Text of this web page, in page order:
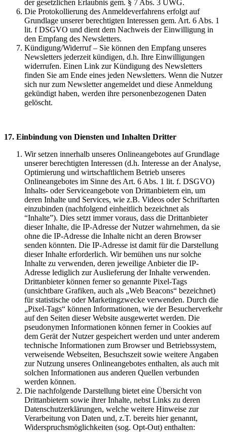
der gesetzlichen Erlaubnis gem. § 7 Abs. 3 UWG.
Die Protokollierung des Anmeldeverfahrens erfolgt auf
Grundlage unserer berechtigten Interessen gem. Art. 6 Abs. 1
lit. f DSGVO und dient dem Nachweis der Einwilligung in
den Empfang des Newsletters.
Kündigung/Widerruf – Sie können den Empfang unseres
Newsletters jederzeit kündigen, d.h. Ihre Einwilligungen
widerrufen. Einen Link zur Kündigung des Newsletters
finden Sie am Ende eines jeden Newsletters. Wenn die Nutzer
sich nur zum Newsletter angemeldet und diese Anmeldung
gekündigt haben, werden ihre personenbezogenen Daten
gelöscht.
17. Einbindung von Diensten und Inhalten Dritter
Wir setzen innerhalb unseres Onlineangebotes auf Grundlage
unserer berechtigten Interessen (d.h. Interesse an der Analyse,
Optimierung und wirtschaftlichem Betrieb unseres
Onlineangebotes im Sinne des Art. 6 Abs. 1 lit. f. DSGVO)
Inhalts- oder Serviceangebote von Drittanbietern ein, um
deren Inhalte und Services, wie z.B. Videos oder Schriftarten
einzubinden (nachfolgend einheitlich bezeichnet als
“Inhalte”). Dies setzt immer voraus, dass die Drittanbieter
dieser Inhalte, die IP-Adresse der Nutzer wahrnehmen, da sie
ohne die IP-Adresse die Inhalte nicht an deren Browser
senden könnten. Die IP-Adresse ist damit für die Darstellung
dieser Inhalte erforderlich. Wir bemühen uns nur solche
Inhalte zu verwenden, deren jeweilige Anbieter die IP-
Adresse lediglich zur Auslieferung der Inhalte verwenden.
Drittanbieter können ferner so genannte Pixel-Tags
(unsichtbare Grafiken, auch als „Web Beacons“ bezeichnet)
für statistische oder Marketingzwecke verwenden. Durch die
„Pixel-Tags“ können Informationen, wie der Besucherverkehr
auf den Seiten dieser Website ausgewertet werden. Die
pseudonymen Informationen können ferner in Cookies auf
dem Gerät der Nutzer gespeichert werden und unter anderem
technische Informationen zum Browser und Betriebssystem,
verweisende Webseiten, Besuchszeit sowie weitere Angaben
zur Nutzung unseres Onlineangebotes enthalten, als auch mit
solchen Informationen aus anderen Quellen verbunden
werden können.
Die nachfolgende Darstellung bietet eine Übersicht von
Drittanbietern sowie ihrer Inhalte, nebst Links zu deren
Datenschutzerklärungen, welche weitere Hinweise zur
Verarbeitung von Daten und, z.T. bereits hier genannt,
Widerspruchsmöglichkeiten (sog. Opt-Out) enthalten: